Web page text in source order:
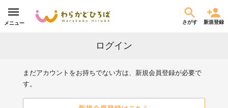
メニュー さがす 新規登録
ログイン
まだアカウントをお持ちでない方は、新規会員登録が必要で
す。